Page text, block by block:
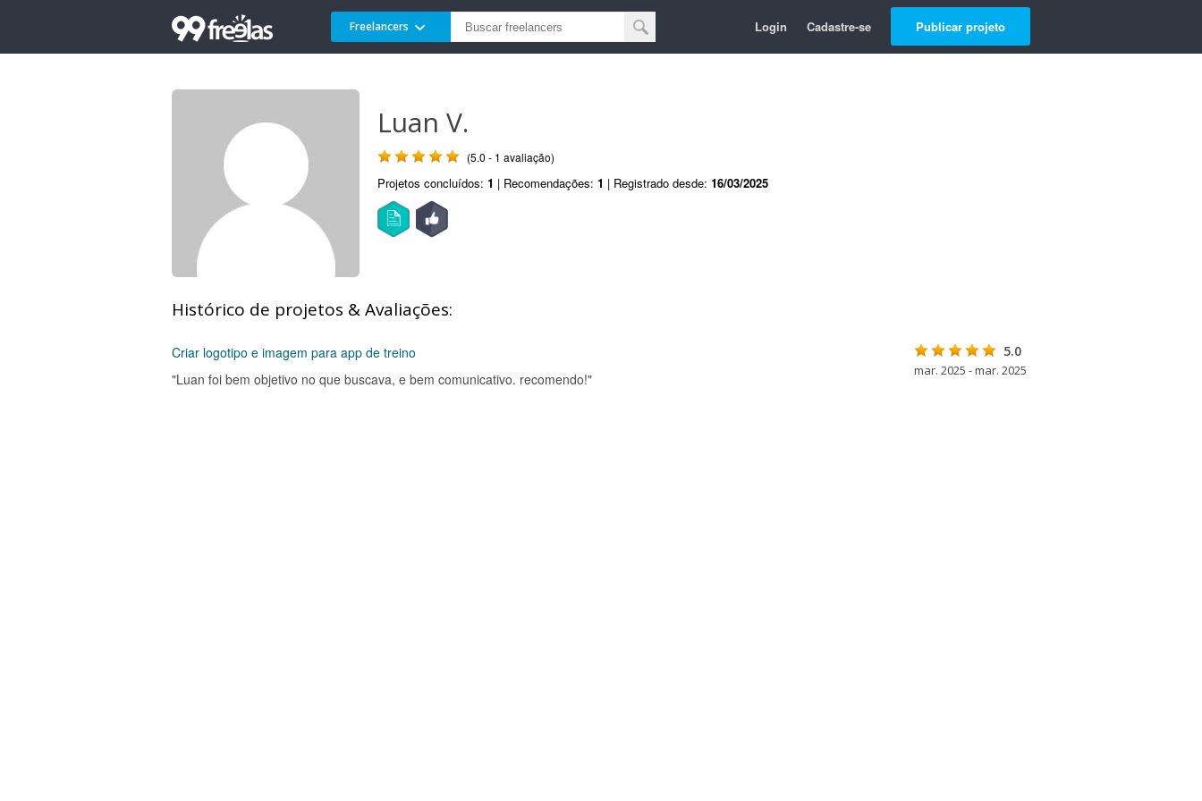
Freelancers Login Cadastre-se Publicar projeto
Luan V.
(5.0 - 1 avaliação)
Projetos concluídos: 1 | Recomendações: 1 | Registrado desde: 16/03/2025
Histórico de projetos & Avaliações:
Criar logotipo e imagem para app de treino
"Luan foi bem objetivo no que buscava, e bem comunicativo. recomendo!"
5.0
mar. 2025 - mar. 2025